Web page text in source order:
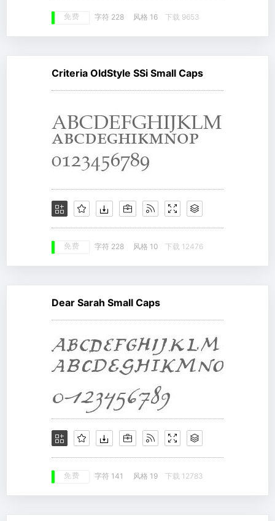
免费 字符 228 风格 16 下载 9653
Criteria OldStyle SSi Small Caps
免费 字符 228 风格 10 下载 12476
Dear Sarah Small Caps
免费 字符 141 风格 19 下载 12783